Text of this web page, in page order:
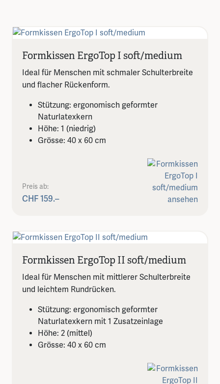
Formkissen ErgoTop I soft/medium
Ideal für Menschen mit schmaler Schulterbreite
und flacher Rückenform.
Stützung: ergonomisch geformter
Naturlatexkern
Höhe: 1 (niedrig)
Grösse: 40 x 60 cm
Preis ab:
CHF 159.–
Formkissen ErgoTop II soft/medium
Ideal für Menschen mit mittlerer Schulterbreite
und leichtem Rundrücken.
Stützung: ergonomisch geformter
Naturlatexkern mit 1 Zusatzeinlage
Höhe: 2 (mittel)
Grösse: 40 x 60 cm